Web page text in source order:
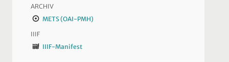
ARCHIV
METS (OAI-PMH)
IIIF
IIIF-Manifest